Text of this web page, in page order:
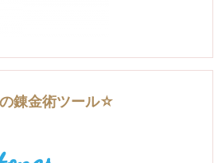
錬金術ツール☆